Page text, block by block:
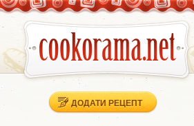
ДОДАТИ РЕЦЕПТ